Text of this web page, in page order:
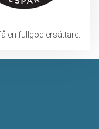
en fullgod ersättare.